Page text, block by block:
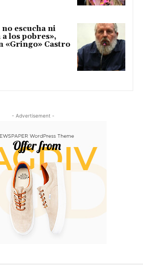
escucha ni
los pobres»,
«Gringo» Castro
- Advertisement -